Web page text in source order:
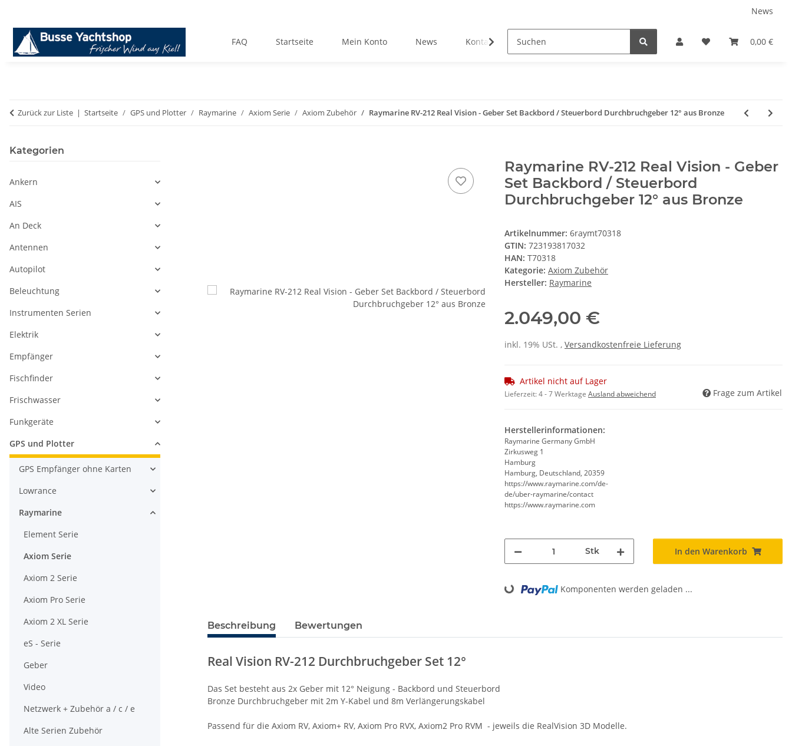
News
0,00 €
FAQ Startseite Mein Konto News Kontakt Karriere
Zurück zur Liste Startseite GPS und Plotter Raymarine Axiom Serie Axiom Zubehör Raymarine RV-212 Real Vision - Geber Set Backbord / Steuerbord Durchbruchgeber 12° aus Bronze
Raymarine RV-212 Real Vision - Geber
Set Backbord / Steuerbord
Durchbruchgeber 12° aus Bronze
Artikelnummer: 6raymt70318
GTIN: 723193817032
HAN: T70318
Kategorie: Axiom Zubehör
Hersteller: Raymarine
2.049,00 €
inkl. 19% USt. , Versandkostenfreie Lieferung
Artikel nicht auf Lager
Lieferzeit:4 - 7 Werktage Ausland abweichend Frage zum Artikel
Herstellerinformationen:
Raymarine Germany GmbH
Zirkusweg 1
Hamburg
Hamburg, Deutschland, 20359
https://www.raymarine.com/de-
de/uber-raymarine/contact
https://www.raymarine.com
Stk In den Warenkorb
Loading... Komponenten werden geladen ...
Beschreibung Bewertungen
Real Vision RV-212 Durchbruchgeber Set 12°
Das Set besteht aus 2x Geber mit 12° Neigung - Backbord und Steuerbord
Bronze Durchbruchgeber mit 2m Y-Kabel und 8m Verlängerungskabel
Passend für die Axiom RV, Axiom+ RV, Axiom Pro RVX, Axiom2 Pro RVM - jeweils die RealVision 3D Modelle.
Kategorien
Ankern
AIS
An Deck
Antennen
Autopilot
Beleuchtung
Instrumenten Serien
Elektrik
Empfänger
Fischfinder
Frischwasser
Funkgeräte
GPS und Plotter
GPS Empfänger ohne Karten
Lowrance
Raymarine
Element Serie
Axiom Serie
Axiom 2 Serie
Axiom Pro Serie
Axiom 2 XL Serie
eS - Serie
Geber
Video
Netzwerk + Zubehör a / c / e
Alte Serien Zubehör